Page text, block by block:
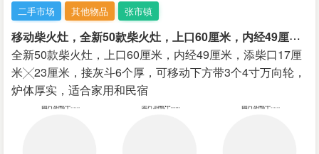
二手市场 其他物品 张市镇
移
动柴火灶，全新50款柴火灶，上口60厘米，内经49厘米，添柴口17厘米╳23厘米，接灰斗6个厚，可
全新50款柴火灶，上口60厘米，内经49厘米，添柴口17厘
米╳23厘米，接灰斗6个厚，可移动下方带3个4寸万向轮，
炉体厚实，适合家用和民宿